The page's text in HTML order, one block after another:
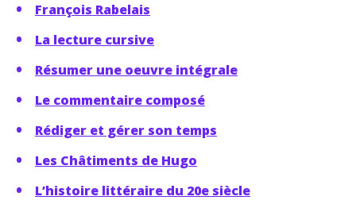
François Rabelais
La lecture cursive
Résumer une oeuvre intégrale
Le commentaire composé
Rédiger et gérer son temps
Les Châtiments de Hugo
L’histoire littéraire du 20e siècle